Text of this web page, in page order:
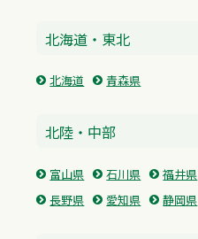
北海道・東北
北海道 青森県
北陸・中部
富山県 石川県 福井県
長野県
愛知県 静岡県